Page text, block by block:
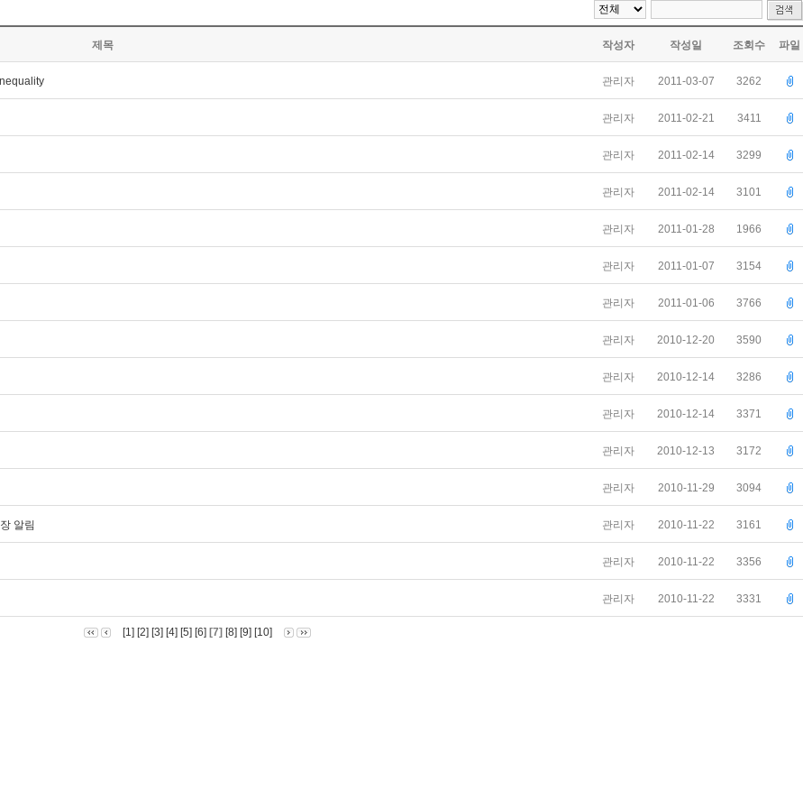
제목 작성자 작성일 조회수 파일
관리자 2011-03-07 3262
관리자 2011-02-21 3411
관리자 2011-02-14 3299
관리자 2011-02-14 3101
관리자 2011-01-28 1966
관리자 2011-01-07 3154
관리자 2011-01-06 3766
관리자 2010-12-20 3590
관리자 2010-12-14 3286
관리자 2010-12-14 3371
관리자 2010-12-13 3172
관리자 2010-11-29 3094
알림 관리자 2010-11-22 3161
관리자 2010-11-22 3356
관리자 2010-11-22 3331
[1] [2] [3] [4] [5] [6] [7] [8] [9] [10]